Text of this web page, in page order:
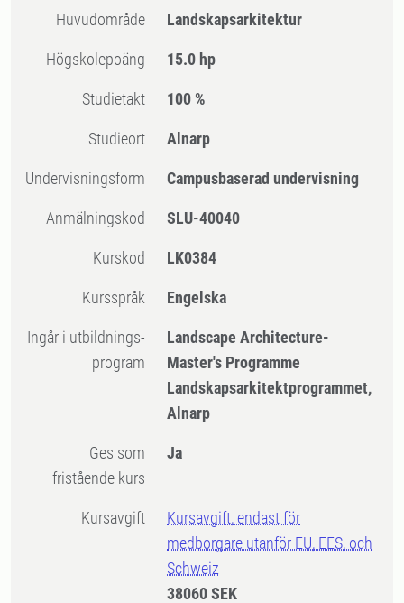
Huvudområde Landskapsarkitektur
högskolepoäng 15.0 hp
Studietakt 100 %
Studieort Alnarp
Undervisningsform Campusbaserad undervisning
Anmälningskod SLU-40040
Kurskod LK0384
Kursspråk Engelska
Ingår i utbildnings-
program
Landscape Architecture-
Master's Programme
Landskapsarkitektprogrammet,
Alnarp
Ges som
fristående kurs
Ja
Kursavgift
Kursavgift, endast för
medborgare utanför EU, EES, och
Schweiz
38060 SEK